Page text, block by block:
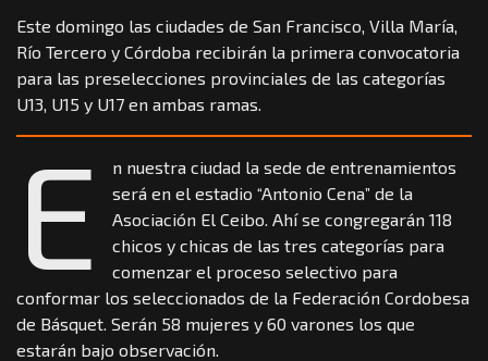
Este domingo las ciudades de San Francisco, Villa María,
Río Tercero y Córdoba recibirán la primera convocatoria
para las preselecciones provinciales de las categorías
U13, U15 y U17 en ambas ramas.
E
n nuestra ciudad la sede de entrenamientos
será en el estadio “Antonio Cena” de la
Asociación El Ceibo. Ahí se congregarán 118
chicos y chicas de las tres categorías para
comenzar el proceso selectivo para
conformar los seleccionados de la Federación Cordobesa
de Básquet. Serán 58 mujeres y 60 varones los que
estarán bajo observación.